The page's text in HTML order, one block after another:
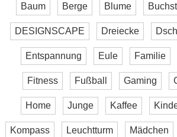
Baum Berge Blume
DESIGNSCAPE Dreiecke
Entspannung Eule Familie
Fitness Fußball Gaming
Home Junge Kaffee
Kompass Leuchtturm Mädchen